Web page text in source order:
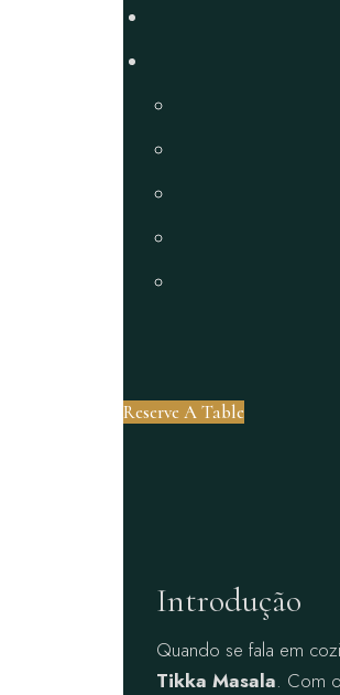
Reserve A Table
Introdução
Quando se fala em
Tikka Masala. Com